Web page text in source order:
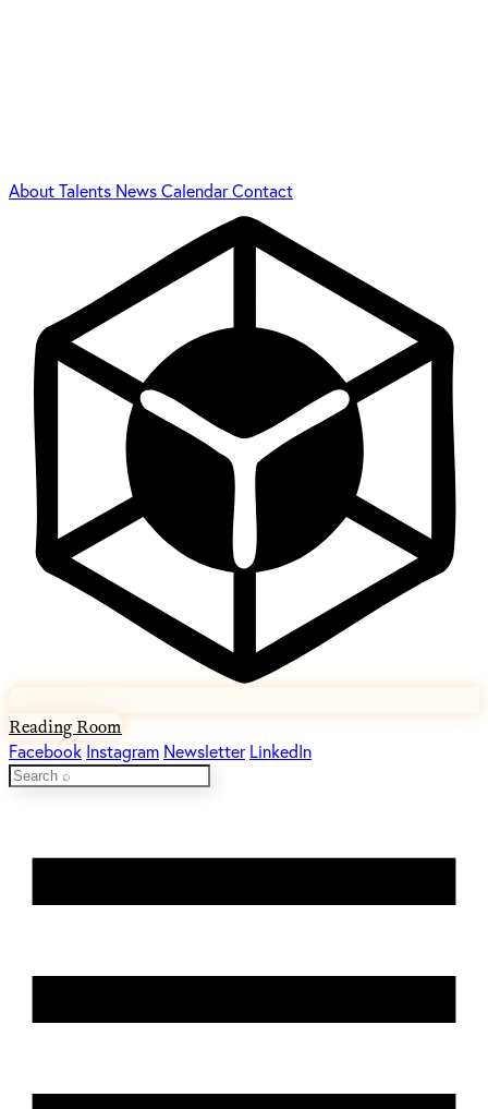
AboutTalents NewsCalendarContact
Reading Room
Facebook Instagram Newsletter LinkedIn